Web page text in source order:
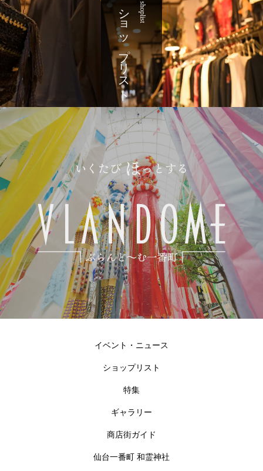
shoplist
ショップリスト
イベント・ニュース
ショップリスト
特集
ギャラリー
商店街ガイド
仙台一番町 和霊神社